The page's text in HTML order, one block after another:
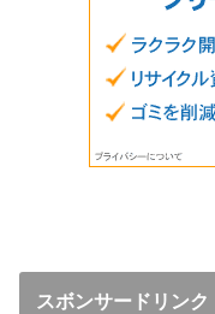
スボンサードリンク